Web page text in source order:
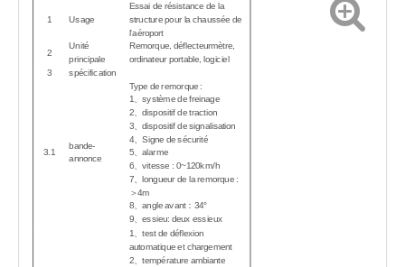
1 Usage
Essai de résistance de la
structure pour la chaussée de
l'aéroport
2
Unité
principale
Remorque, déflecteurmètre,
ordinateur portable, logiciel
3 spécification
3.1
bande-
annonce
Type de remorque :
1、système de freinage
2、dispositif de traction
3、dispositif de signalisation
4、Signe de sécurité
5、alarme
6、vitesse : 0~120km/h
7、 longueur de la remorque :
＞4m
8、angle avant：34°
9、essieu: deux essieux
1 、test de déflexion
automatique et chargement
2、température ambiante